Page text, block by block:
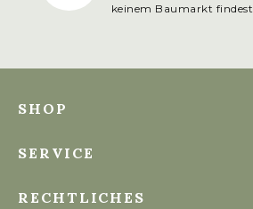
keinem Baumarkt findest.
SHOP
SERVICE
RECHTLICHES